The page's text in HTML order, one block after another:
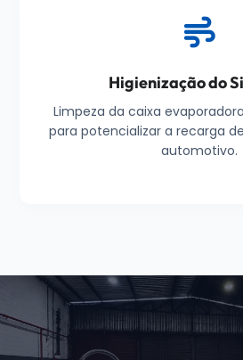
Higienização do
Limpeza da caixa
para potencializar a recarga
automotivo.